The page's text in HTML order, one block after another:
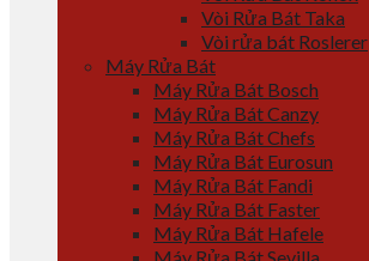
Vòi Rửa Bát Taka
Vòi rửa bát Roslerer
Máy Rửa Bát
Máy Rửa Bát Bosch
Máy Rửa Bát Canzy
Máy Rửa Bát Chefs
Máy Rửa Bát Eurosun
Máy Rửa Bát Fandi
Máy Rửa Bát Faster
Máy Rửa Bát Hafele